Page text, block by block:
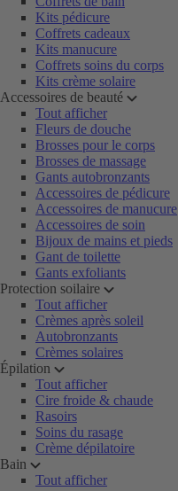
Kits pédicure
Coffrets cadeaux
Kits manucure
Coffrets soins du corps
Kits crème solaire
Accessoires de beauté
Tout afficher
Fleurs de douche
Brosses pour le corps
Brosses de massage
Gants autobronzants
Accessoires de pédicure
Accessoires de manucure
Accessoires de soin
Bijoux de mains et pieds
Gant de toilette
Gants exfoliants
Protection soilaire
Tout afficher
Crèmes après soleil
Autobronzants
Crèmes solaires
Épilation
Tout afficher
Cire froide & chaude
Rasoirs
Soins du rasage
Crème dépilatoire
Bain
Tout afficher